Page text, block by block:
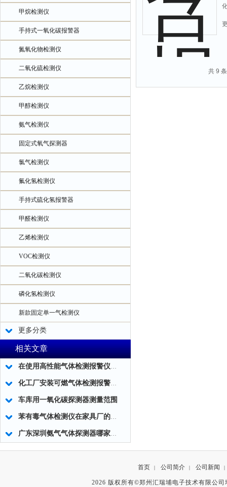
甲烷检测仪
手持式一氧化碳报警器
氮氧化物检测仪
二氧化硫检测仪
乙烷检测仪
甲醇检测仪
氨气检测仪
固定式氧气探测器
氯气检测仪
氟化氢检测仪
手持式硫化氢报警器
甲醛检测仪
乙烯检测仪
VOC检测仪
二氧化碳检测仪
磷化氢检测仪
新款固定单一气检测仪
更多分类
相关文章
在使用高性能气体检测报警仪时一定要知道这些注意事项
化工厂安装可燃气体检测报警器的重要性
车库用一氧化碳探测器测量范围
苯有毒气体检测仪在家具厂的用处
广东深圳氨气气体探测器哪家专业
共 9
首页 | 公司简介 | 公司新闻 |
2026 版权所有©郑州汇瑞埔电子技术有限公